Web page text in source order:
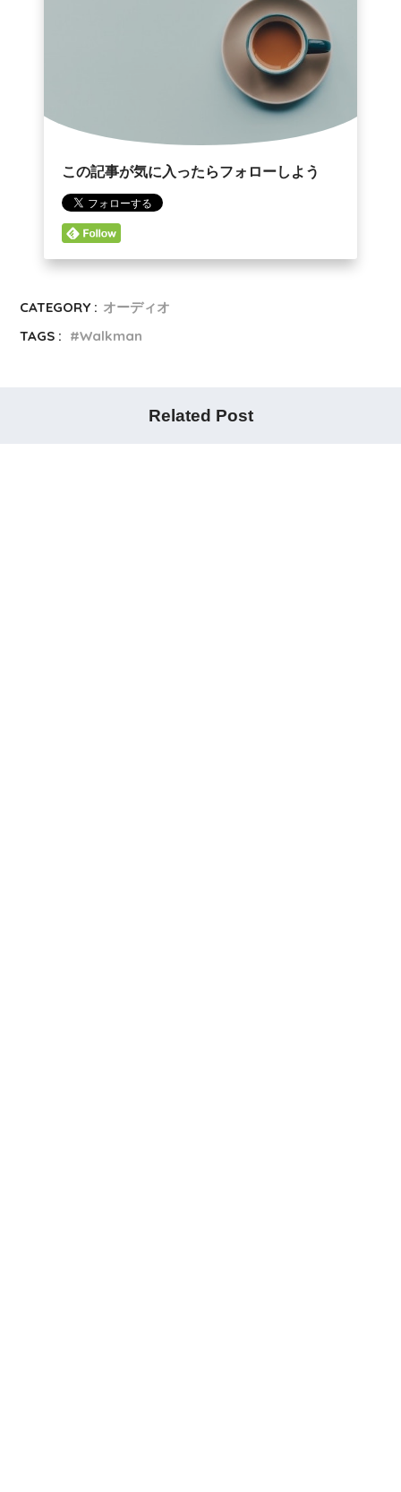
この記事が気に入ったらフォローしよう
CATEGORY : オーディオ
TAGS :
Walkman
Related Post